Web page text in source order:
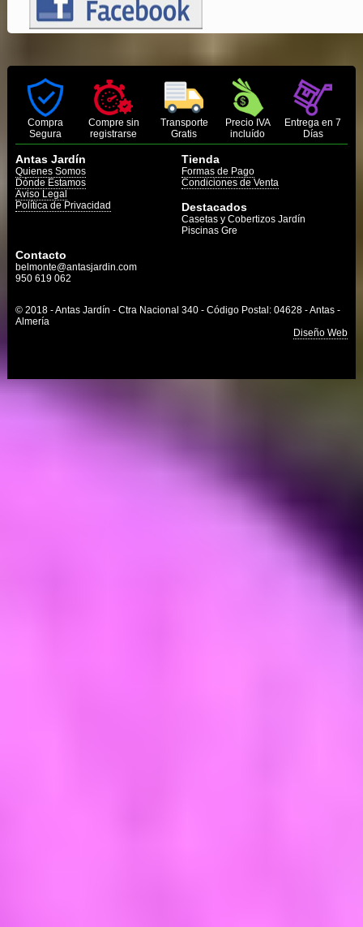
Compra
Segura
Compre sin
registrarse
Transporte
Gratis
Precio IVA
incluído
Entrega en 7
Días
Antas Jardín
Quienes Somos
Dónde Estamos
Aviso Legal
Política de Privacidad
Tienda
Formas de Pago
Condiciones de Venta
Destacados
Casetas y Cobertizos Jardín
Piscinas Gre
Contacto
belmonte@antasjardin.com
950 619 062
© 2018 - Antas Jardín - Ctra Nacional 340 - Código Postal: 04628 - Antas -
Almería
Diseño Web